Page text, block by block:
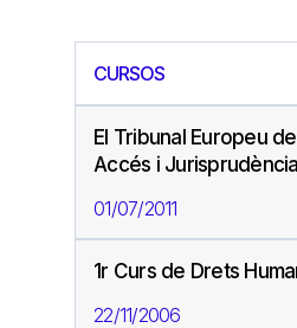
CURSOS
El Tribunal Europeu
Accés i Jurisprudència
01/07/2011
1r Curs de Drets
22/11/2006